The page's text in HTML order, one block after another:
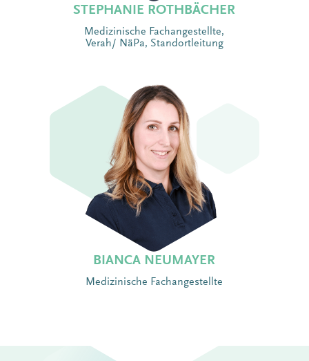
STEPHANIE ROTHBÄCHER
Medizinische Fachangestellte,
Verah/ NäPa, Standortleitung
BIANCA NEUMAYER
Medizinische Fachangestellte